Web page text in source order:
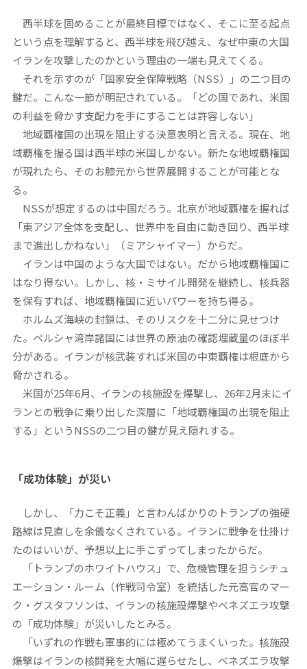
西半球を固めることが最終目標ではなく、そこに至る起点
という点を理解すると、西半球を飛び越え、なぜ中東の大国
イランを攻撃したのかという理由の一端も見えてくる。
それを示すのが「国家安全保障戦略（NSS）」の二つ目の
鍵だ。こんな一節が明記されている。「どの国であれ、米国
の利益を脅かす支配力を手にすることは許容しない」
地域覇権国の出現を阻止する決意表明と言える。現在、地
域覇権を握る国は西半球の米国しかない。新たな地域覇権国
が現れたら、そのお膝元から世界展開することが可能とな
る。
NSSが想定するのは中国だろう。北京が地域覇権を握れば
「東アジア全体を支配し、世界中を自由に動き回り、西半球
まで進出しかねない」（ミアシャイマー）からだ。
イランは中国のような大国ではない。だから地域覇権国に
はなり得ない。しかし、核・ミサイル開発を継続し、核兵器
を保有すれば、地域覇権国に近いパワーを持ち得る。
ホルムズ海峡の封鎖は、そのリスクを十二分に見せつけ
た。ペルシャ湾岸諸国には世界の原油の確認埋蔵量のほぼ半
分がある。イランが核武装すれば米国の中東覇権は根底から
脅かされる。
米国が25年6月、イランの核施設を爆撃し、26年2月末にイ
ランとの戦争に乗り出した深層に「地域覇権国の出現を阻止
する」というNSSの二つ目の鍵が見え隠れする。
「成功体験」が災い
しかし、「力こそ正義」と言わんばかりのトランプの強硬
路線は見直しを余儀なくされている。イランに戦争を仕掛け
たのはいいが、予想以上に手こずってしまったからだ。
「トランプのホワイトハウス」で、危機管理を担うシチュ
エーション・ルーム（作戦司令室）を統括した元高官のマー
ク・グスタフソンは、イランの核施設爆撃やベネズエラ攻撃
の「成功体験」が災いしたとみる。
「いずれの作戦も軍事的には極めてうまくいった。核施設
爆撃はイランの核開発を大幅に遅らせたし、ベネズエラ攻撃